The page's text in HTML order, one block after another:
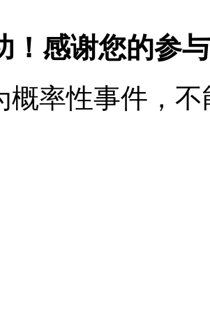
！感谢您的参
概率性事件，